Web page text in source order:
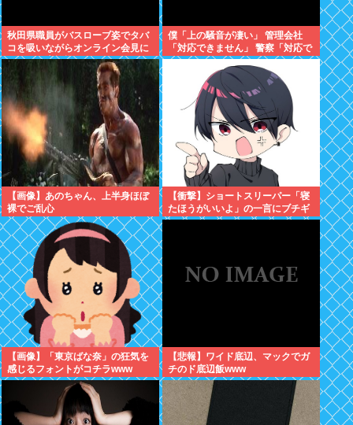
秋田県職員がバスローブ姿でタバ
コを吸いながらオンライン会見に
どこのお貴族様だよw
僕「上の騒音が凄い」 管理会社
「対応できません」 警察「対応で
きません」
【画像】あのちゃん、上半身ほぼ
裸でご乱心
【衝撃】ショートスリーパー「寝
たほうがいいよ」の一言にブチギ
レwww(※動画あり)
【画像】「東京ばな奈」の狂気を
感じるフォントがコチラwww
【悲報】ワイド底辺、マックでガ
チのド底辺飯www